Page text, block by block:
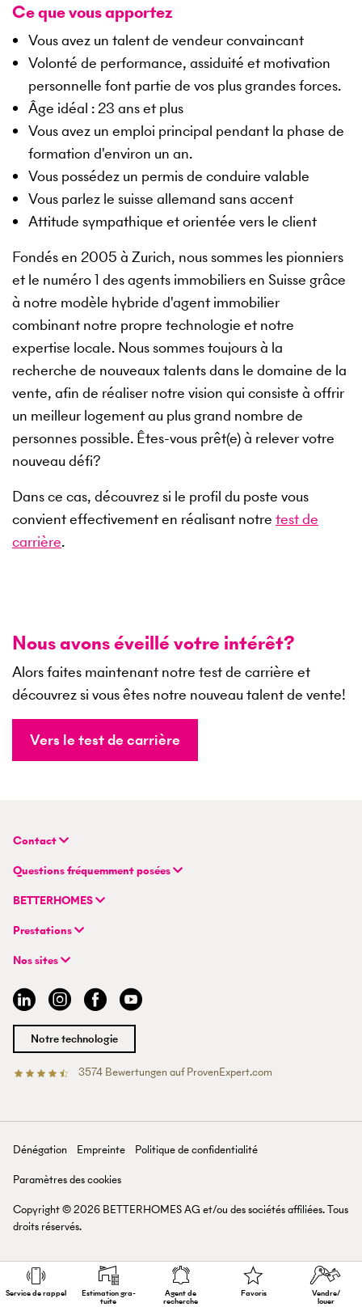
Ce que vous apportez
Vous avez un talent de vendeur convaincant
Volonté de performance, assiduité et motivation
personnelle font partie de vos plus grandes forces.
Âge idéal : 23 ans et plus
Vous avez un emploi principal pendant la phase de
formation d'environ un an.
Vous possédez un permis de conduire valable
Vous parlez le suisse allemand sans accent
Attitude sympathique et orientée vers le client
Fondés en 2005 à Zurich, nous sommes les pionniers
et le numéro 1 des agents immobiliers en Suisse grâce
à notre modèle hybride d'agent immobilier
combinant notre propre technologie et notre
expertise locale. Nous sommes toujours à la
recherche de nouveaux talents dans le domaine de la
vente, afin de réaliser notre vision qui consiste à offrir
un meilleur logement au plus grand nombre de
personnes possible. Êtes-vous prêt(e) à relever votre
nouveau défi?
Dans ce cas, découvrez si le profil du poste vous
convient effectivement en réalisant notre test de
carrière.
Nous avons éveillé votre intérêt?
Alors faites maintenant notre test de carrière et
découvrez si vous êtes notre nouveau talent de vente!
Vers le test de carrière
Contact
BETTERHOMES (Suisse) SA
Siège principal
Flurstrasse 55
info@betterhomes.ch
Questions fréquemment posées
FAQ | Évaluation immobilière
FAQ | Devenir agent immobilier
BETTERHOMES
Compagnie
Expériences BETTERHOMES
Emplois
Sites
Médias
Prestations
Recherche de bien
Estimation de bien
Guide de l'immobilier
Devenir agent immobilier
Nos sites
Argovie
Bâle
Coire
Lausanne
Lucerne
Saint-Gall
Lac de Zurich
Notre technologie
3574Bewertungen auf ProvenExpert.com
Dénégation Empreinte
Politique de confidentialité
Paramètres des cookies
Copyright ©2026 BETTERHOMES AG et/ou des sociétés affiliées. Tous
droits réservés.
Service de rappel Estimation gra­
tuite
Agent de
recherche
Favoris Vendre/
louer